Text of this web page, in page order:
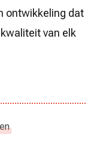
ontwikkeling dat
van elk